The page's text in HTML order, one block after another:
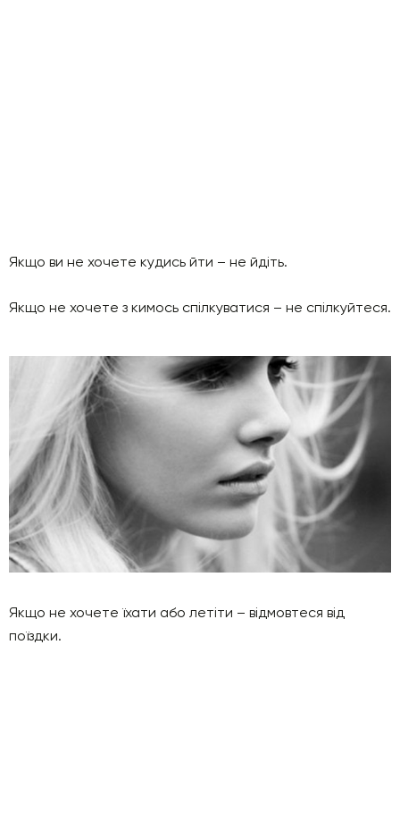
Якщо ви не хочете кудись йти – не йдіть.
Якщо не хочете з кимось спілкуватися – не спілкуйтеся.
Якщо не хочете їхати або летіти – відмовтеся від
поїздки.